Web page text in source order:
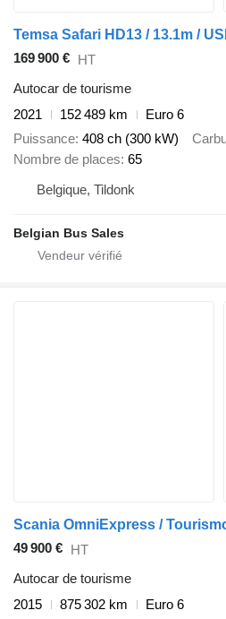
Temsa Safari HD13 / 13.1m /
169 900 € HT
Autocar de tourisme
2021
152 489 km
Euro 6
Puissance 408 ch (300 kW)
Nombre de places 65
Belgique, Tildonk
Belgian Bus Sales
49 900 € HT
Autocar de tourisme
2015
875 302 km
Euro 6